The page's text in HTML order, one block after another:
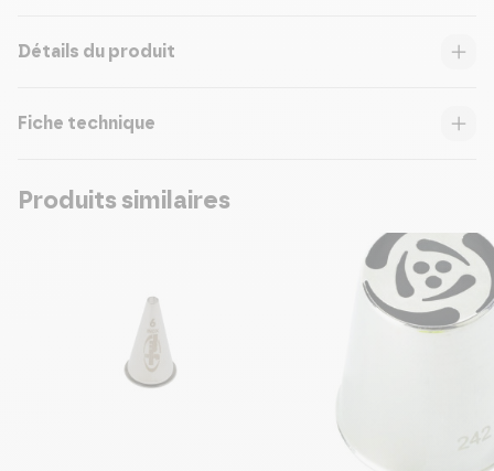
Détails du produit
Fiche technique
Produits similaires